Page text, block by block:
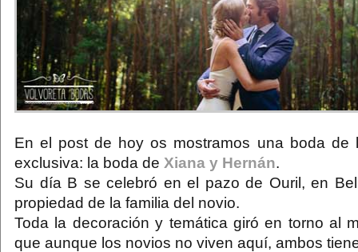
En el post de hoy os mostramos una boda de
exclusiva: la boda de Xiana y Hernán.
Su día B se celebró en el pazo de Ouril, en
propiedad de la familia del novio.
Toda la decoración y temática giró en torno al
que aunque los novios no viven aquí, ambos